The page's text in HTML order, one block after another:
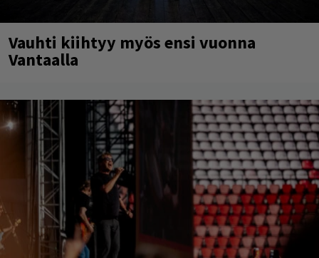
Vauhti kiihtyy myös ensi vuonna
Vantaalla